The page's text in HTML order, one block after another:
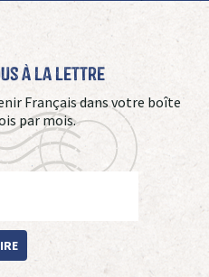
à La Lettre
Français dans votre boîte
par mois.